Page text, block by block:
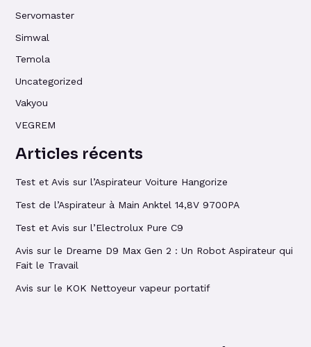
Servomaster
Simwal
Temola
Uncategorized
Vakyou
VEGREM
Articles récents
Test et Avis sur l’Aspirateur Voiture Hangorize
Test de l’Aspirateur à Main Anktel 14,8V 9700PA
Test et Avis sur l’Electrolux Pure C9
Avis sur le Dreame D9 Max Gen 2 : Un Robot Aspirateur qui
Fait le Travail
Avis sur le KOK Nettoyeur vapeur portatif